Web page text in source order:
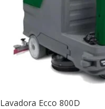
Lavadora Ecco 800D